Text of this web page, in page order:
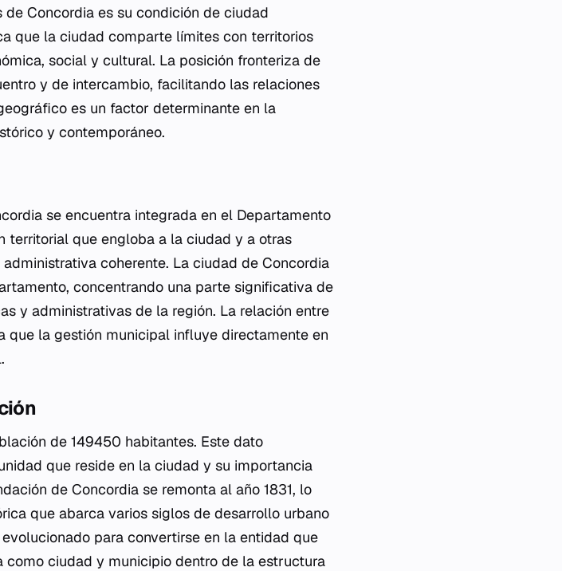
Concordia es su condición de ciudad
que la ciudad comparte límites con territorios
social y cultural. La posición fronteriza de
y de intercambio, facilitando las relaciones
es un factor determinante en la
y contemporáneo.
se encuentra integrada en el Departamento
territorial que engloba a la ciudad y a otras
coherente. La ciudad de Concordia
concentrando una parte significativa de
y administrativas de la región. La relación entre
la gestión municipal influye directamente en
de 149450 habitantes. Este dato
que reside en la ciudad y su importancia
de Concordia se remonta al año 1831, lo
que abarca varios siglos de desarrollo urbano
para convertirse en la entidad que
como ciudad y municipio dentro de la estructura